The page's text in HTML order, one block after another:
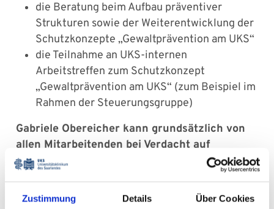
Zustimmung Details Über Cookies
die Beratung beim Aufbau präventiver
Strukturen sowie der Weiterentwicklung der
Schutzkonzepte „Gewaltprävention am UKS“
die Teilnahme an UKS-internen
Arbeitstreffen zum Schutzkonzept
„Gewaltprävention am UKS“ (zum Beispiel im
Rahmen der Steuerungsgruppe)
Gabriele Obereicher kann grundsätzlich von
allen Mitarbeitenden bei Verdacht auf
grenzverletzendes Verhalten kontaktiert